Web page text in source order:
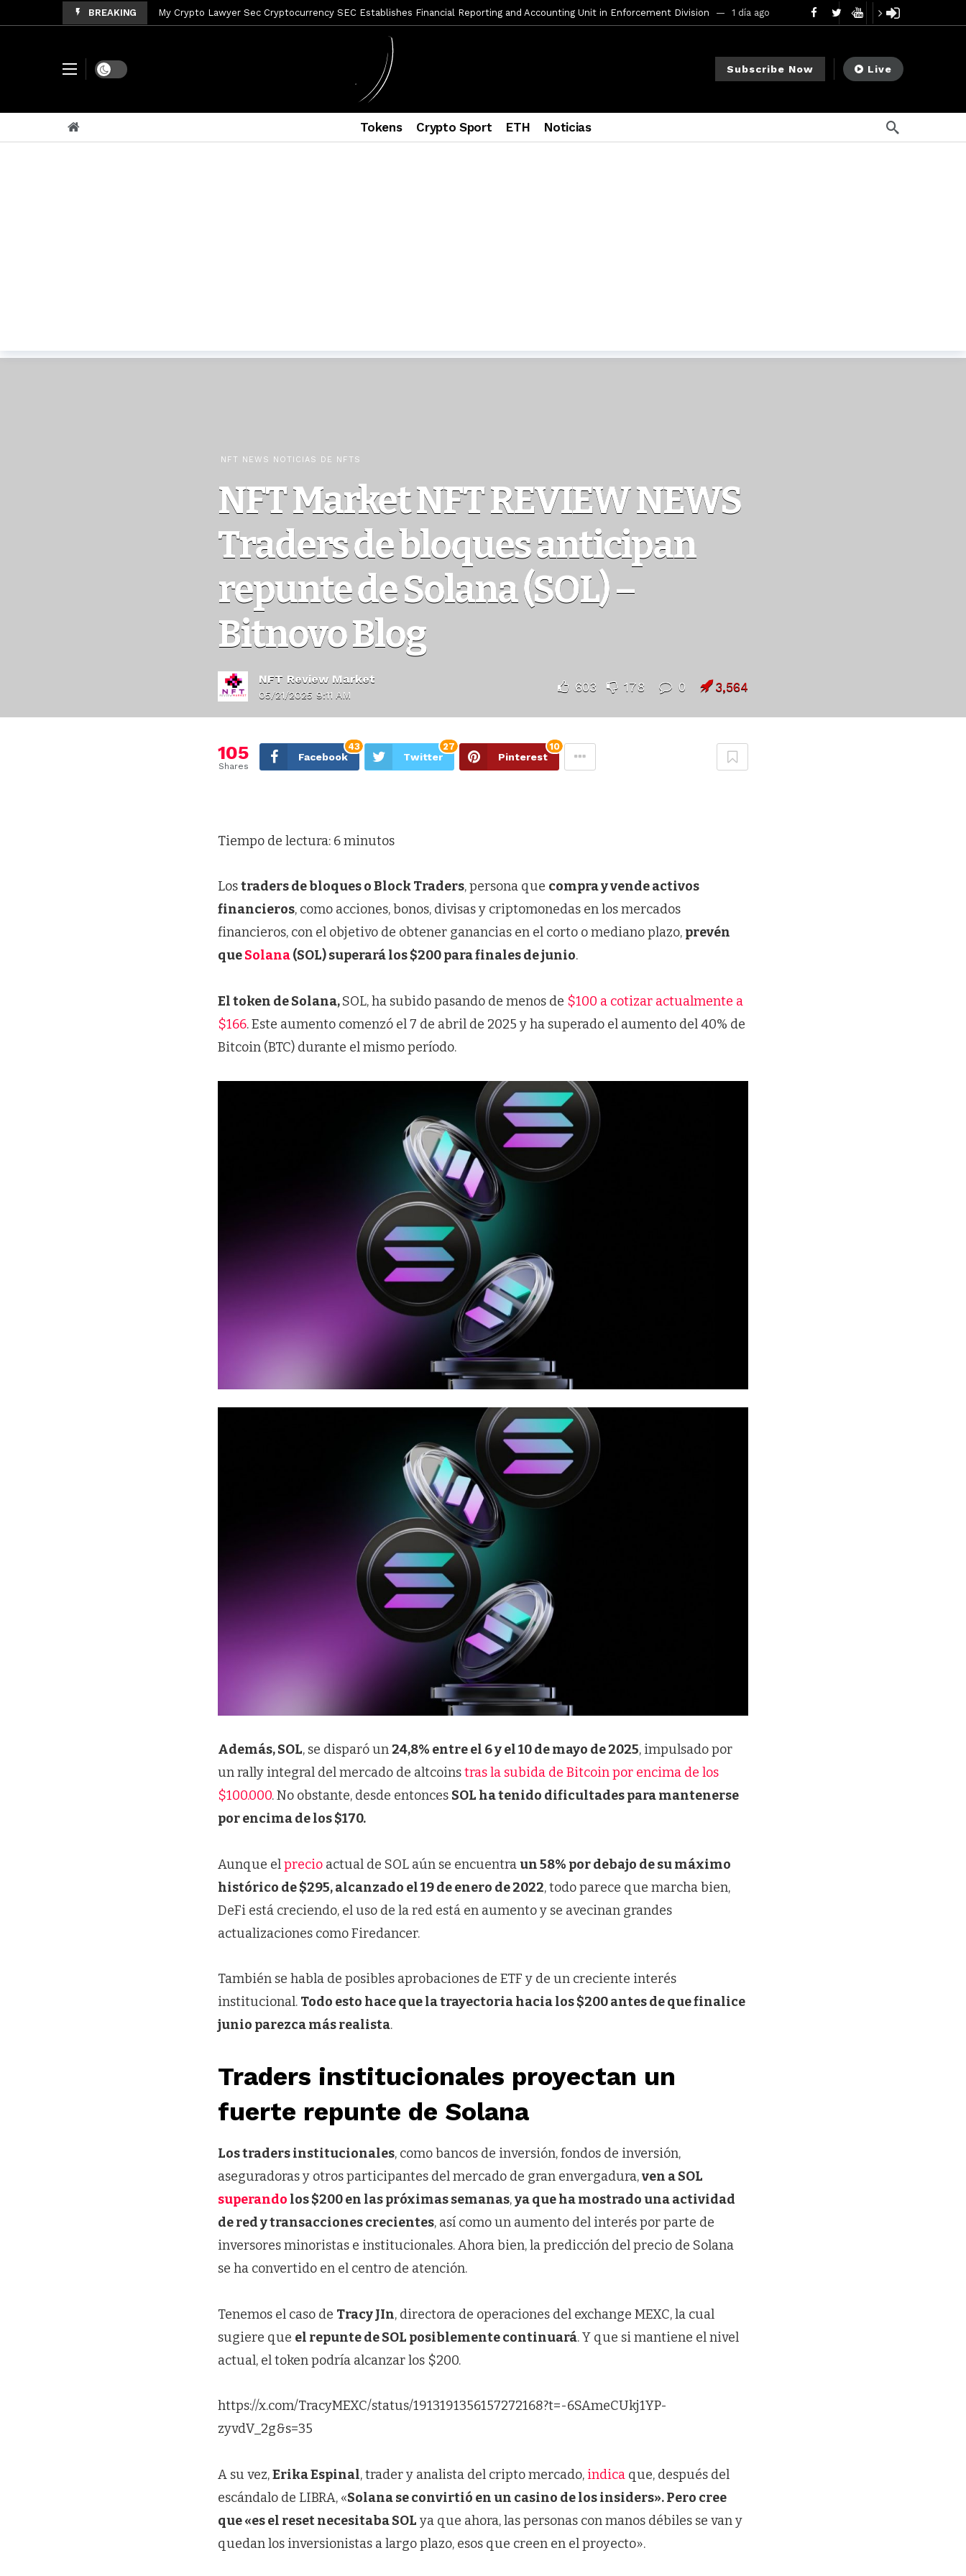
BREAKING My Crypto Lawyer Sec News Tres hombres son acusados de planear un robo de Bitcoin 2 días ago
My Crypto Lawyer Sec Speeches Cryptocurrency Restoring Regulatory Clarity: Statement on Technical Amendments to Rule 0‑1(a)(7)
My Crypto Lawyer Sec News Cynthia Lummis sets Trump condition for CLARITY Act passage
My Crypto Lawyer Sec News Rusia envía a prisión al fundador de BitRiver por presunto fraude
My Crypto Lawyer Sec Cryptocurrency SEC Announces Continuation of Small Business Advisory Committee Meeting
1 semana ago
Dark mode Subscribe Now Live
Tokens Crypto Sport ETH Noticias
NFT NEWS NOTICIAS DE NFTS
NFT Market NFT REVIEW NEWS
Traders de bloques anticipan
repunte de Solana (SOL) –
Bitnovo Blog
NFT Review Market
05/21/2025 9:11 AM
603 178 0 3,564
105
Shares
Facebook
43
Twitter
27
Pinterest
10
Tiempo de lectura: 6minutos
Lostraders de bloques o Block Traders, persona que comprayvende activos
financieros, como acciones, bonos, divisas y criptomonedas en los mercados
financieros, con el objetivo de obtener ganancias en el corto o mediano plazo, prevén
queSolana(SOL) superará los $200 para finales de junio.
El token de Solana,SOL, ha subido pasando de menos de $100 a cotizar actualmente a
$166. Este aumento comenzó el 7 de abril de 2025 y ha superado el aumento del 40% de
Bitcoin (BTC) durante el mismo período.
Además,SOL, se disparó un 24,8% entre el 6 y el 10 de mayo de 2025, impulsado por
un rally integral del mercado de altcoinstras la subida de Bitcoin por encima de los
$100.000. No obstante, desde entonces SOL ha tenido dificultades para mantenerse
por encima de los $170.
Aunque elprecio actual de SOL aún se encuentraun 58% por debajo de su máximo
histórico de $295, alcanzado el 19 de enero de 2022, todo parece que marcha bien,
DeFi está creciendo, el uso de la red está en aumento y se avecinan grandes
actualizaciones como Firedancer.
También se habla de posibles aprobaciones de ETF y de un creciente interés
institucional. Todo esto hace que la trayectoria hacia los $200 antes de que finalice
junio parezca más realista.
Traders institucionales proyectan un
fuerte repunte de Solana
Los traders institucionales, como bancos de inversión, fondos de inversión,
aseguradoras y otros participantes del mercado de gran envergadura,ven a SOL
superando los $200 en las próximas semanas,ya que ha mostrado una actividad
de red y transacciones crecientes, así como un aumento del interés por parte de
inversores minoristas e institucionales. Ahora bien, la predicción del precio de Solana
se ha convertido en el centro de atención.
Tenemos el caso de Tracy JIn, directora de operaciones del exchange MEXC, la cual
sugiere que el repunte de SOL posiblemente continuará. Y que si mantiene el nivel
actual, el token podría alcanzar los $200.
https://x.com/TracyMEXC/status/1913191356157272168?t=-6SAmeCUkj1YP-
zyvdV_2g&s=35
A su vez,Erika Espinal, trader y analista del cripto mercado, indica que, después del
escándalo de LIBRA, «Solana se convirtió en un casino de los insiders». Pero cree
que «es el reset necesitaba SOL ya que ahora, las personas con manos débiles se van y
quedan los inversionistas a largo plazo, esos que creen en el proyecto».